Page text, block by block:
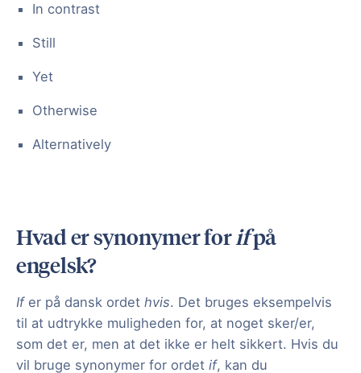
In contrast
Still
Yet
Otherwise
Alternatively
Hvad er synonymer forifpå
engelsk?
If er på dansk ordet hvis. Det bruges eksempelvis
til at udtrykke muligheden for, at noget sker/er,
som det er, men at det ikke er helt sikkert. Hvis du
vil bruge synonymer for ordet if, kan du